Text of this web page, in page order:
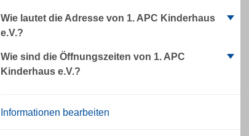
Wie lautet die Adresse von 1. APC Kinderhaus
e.V.?
Wie sind die Öffnungszeiten von 1. APC
Kinderhaus e.V.?
Informationen bearbeiten